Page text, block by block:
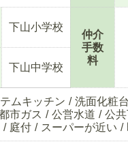
下山小学校
下山中学校
仲介
手数
料
ムキッチン 洗面化粧台
市ガス 公営水道 公
庭付 スーパーが近い